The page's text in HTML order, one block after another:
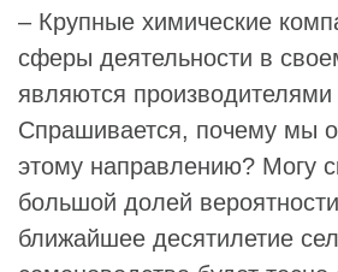
– Крупные химические
сферы деятельности в
являются
Спрашивается, почему мы
этому направлению? Могу
большой долей
ближайшее десятилетие